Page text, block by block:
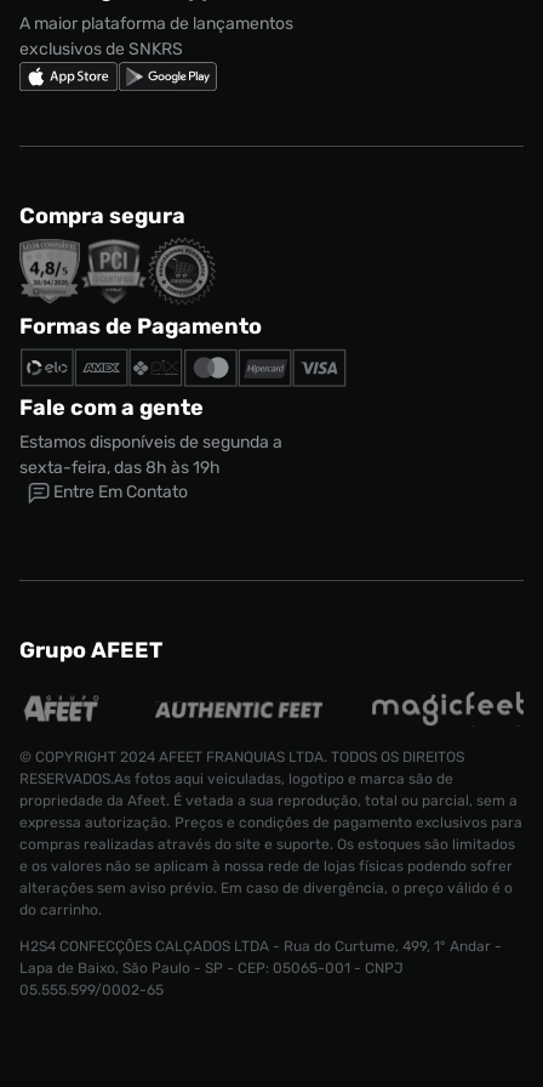
A maior plataforma de lançamentos
exclusivos de SNKRS
Compra segura
Formas de Pagamento
Fale com a gente
Estamos disponíveis de segunda a
sexta-feira, das 8h às 19h
Entre Em Contato
Grupo AFEET
© COPYRIGHT 2024 AFEET FRANQUIAS LTDA. TODOS OS DIREITOS
RESERVADOS.As fotos aqui veiculadas, logotipo e marca são de
propriedade da Afeet. É vetada a sua reprodução, total ou parcial, sem a
expressa autorização. Preços e condições de pagamento exclusivos para
compras realizadas através do site e suporte. Os estoques são limitados
e os valores não se aplicam à nossa rede de lojas físicas podendo sofrer
alterações sem aviso prévio. Em caso de divergência, o preço válido é o
do carrinho.
H2S4 CONFECÇÕES CALÇADOS LTDA - Rua do Curtume, 499, 1° Andar -
Lapa de Baixo, São Paulo - SP - CEP: 05065-001 - CNPJ
05.555.599/0002-65